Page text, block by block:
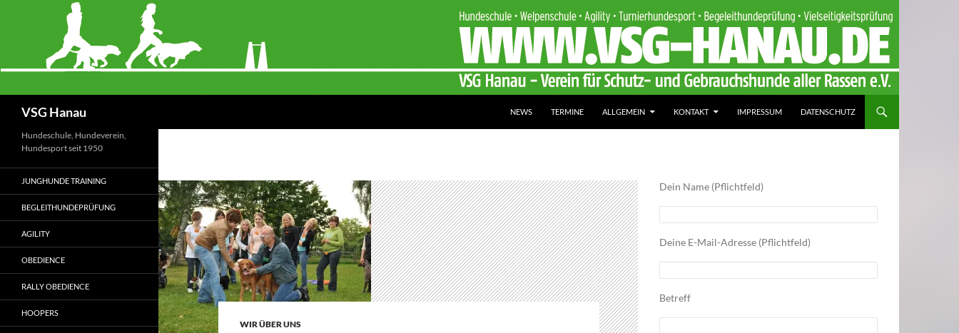
VSG Hanau NEWS TERMINE ALLGEMEIN KONTAKT IMPRESSUM DATENSCHUTZ
WIR ÜBER UNS
Dein Name (Pflichtfeld)
Deine E-Mail-Adresse (Pflichtfeld)
Betreff
Hundeschule, Hundeverein,
Hundesport seit 1950
JUNGHUNDE TRAINING
BEGLEITHUNDEPRÜFUNG
AGILITY
OBEDIENCE
RALLY OBEDIENCE
HOOPERS